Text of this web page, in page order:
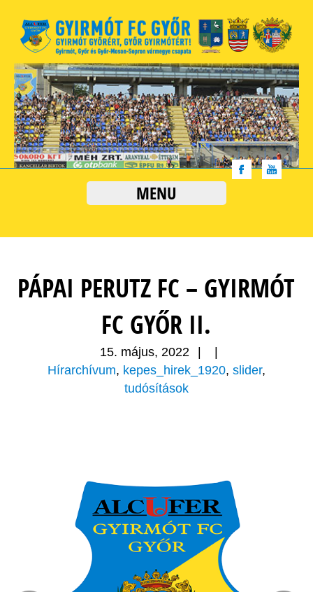
MENU
PÁPAI PERUTZ FC – GYIRMÓT
FC GYŐR II.
15. május, 2022
Hírarchívum, kepes_hirek_1920, slider,
tudósítások